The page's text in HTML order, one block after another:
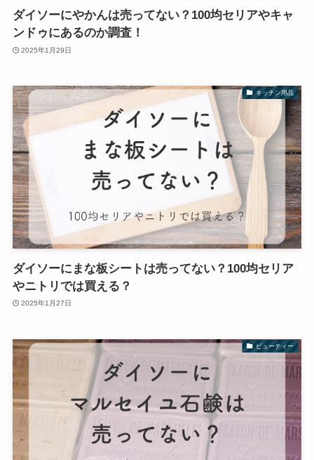
ダイソーにやかんは売ってない？100均セリアやキャ
ンドゥにあるのか調査！
2025年1月29日
キッチン用品
ダイソーにまな板シートは売ってない？100均セリア
やニトリでは買える？
2025年1月27日
ビューティー